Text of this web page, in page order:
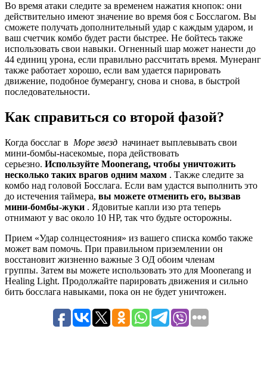
Во время атаки следите за временем нажатия кнопок: они
действительно имеют значение во время боя с Босслагом. Вы
сможете получать дополнительный удар с каждым ударом, и
ваш счетчик комбо будет расти быстрее. Не бойтесь также
использовать свои навыки. Огненный шар может нанести до
44 единиц урона, если правильно рассчитать время. Мунеранг
также работает хорошо, если вам удается парировать
движение, подобное бумерангу, снова и снова, в быстрой
последовательности.
Как справиться со второй фазой?
Когда босслаг в Море звезд начинает выплевывать свои
мини-бомбы-насекомые, пора действовать
серьезно. Используйте Moonerang, чтобы уничтожить
несколько таких врагов одним махом . Также следите за
комбо над головой Босслага. Если вам удастся выполнить это
до истечения таймера, вы можете отменить его, вызвав
мини-бомбы-жуки . Ядовитые капли изо рта теперь
отнимают у вас около 10 HP, так что будьте осторожны.
Прием «Удар солнцестояния» из вашего списка комбо также
может вам помочь. При правильном приземлении он
восстановит жизненно важные 3 ОД обоим членам
группы. Затем вы можете использовать это для Moonerang и
Healing Light. Продолжайте парировать движения и сильно
бить босслага навыками, пока он не будет уничтожен.